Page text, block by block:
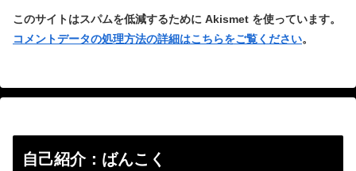
このサイトはスパムを低減するために Akismet を使っています。
コメントデータの処理方法の詳細はこちらをご覧ください。
自己紹介：ばんこく